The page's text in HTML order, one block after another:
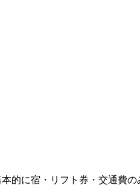
的に宿・リフト券・交通費